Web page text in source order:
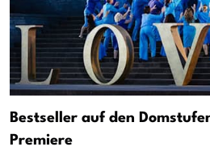
Bestseller auf den
Premiere